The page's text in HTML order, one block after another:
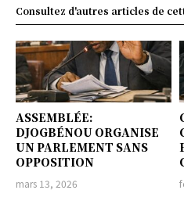
Consultez d'autres articles de
ASSEMBLÉE:
DJOGBÉNOU ORGANISE
UN PARLEMENT SANS
OPPOSITION
mars 13, 2026